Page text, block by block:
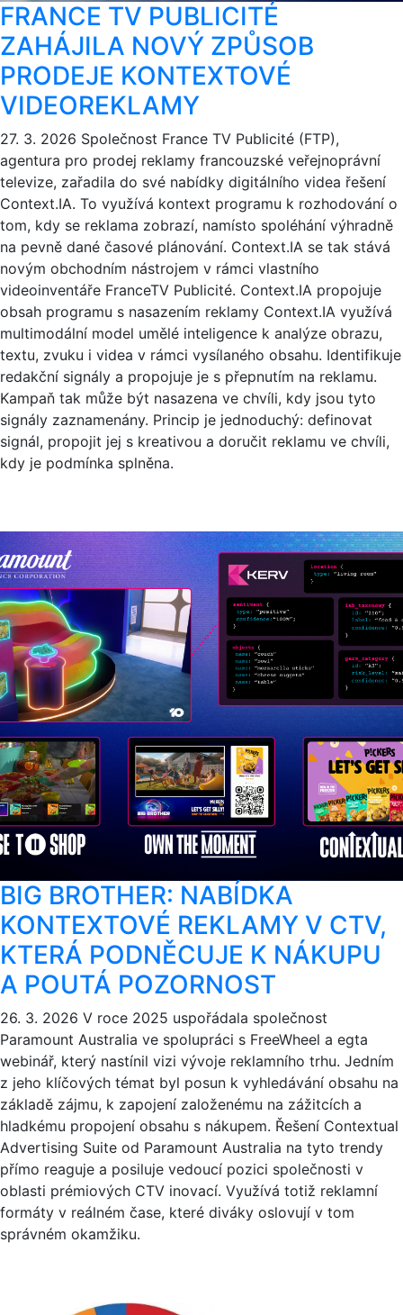
FRANCE TV PUBLICITÉ
ZAHÁJILA NOVÝ ZPŮSOB
PRODEJE KONTEXTOVÉ
VIDEOREKLAMY
27. 3. 2026 Společnost France TV Publicité (FTP),
agentura pro prodej reklamy francouzské veřejnoprávní
televize, zařadila do své nabídky digitálního videa řešení
Context.IA. To využívá kontext programu k rozhodování o
tom, kdy se reklama zobrazí, namísto spoléhání výhradně
na pevně dané časové plánování. Context.IA se tak stává
novým obchodním nástrojem v rámci vlastního
videoinventáře FranceTV Publicité. Context.IA propojuje
obsah programu s nasazením reklamy Context.IA využívá
multimodální model umělé inteligence k analýze obrazu,
textu, zvuku i videa v rámci vysílaného obsahu. Identifikuje
redakční signály a propojuje je s přepnutím na reklamu.
Kampaň tak může být nasazena ve chvíli, kdy jsou tyto
signály zaznamenány. Princip je jednoduchý: definovat
signál, propojit jej s kreativou a doručit reklamu ve chvíli,
kdy je podmínka splněna.
BIG BROTHER: NABÍDKA
KONTEXTOVÉ REKLAMY V CTV,
KTERÁ PODNĚCUJE K NÁKUPU
A POUTÁ POZORNOST
26. 3. 2026 V roce 2025 uspořádala společnost
Paramount Australia ve spolupráci s FreeWheel a egta
webinář, který nastínil vizi vývoje reklamního trhu. Jedním
z jeho klíčových témat byl posun k vyhledávání obsahu na
základě zájmu, k zapojení založenému na zážitcích a
hladkému propojení obsahu s nákupem. Řešení Contextual
Advertising Suite od Paramount Australia na tyto trendy
přímo reaguje a posiluje vedoucí pozici společnosti v
oblasti prémiových CTV inovací. Využívá totiž reklamní
formáty v reálném čase, které diváky oslovují v tom
správném okamžiku.